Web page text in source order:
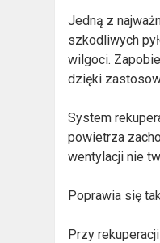
Jedną z
szkodliwych
wilgoci.
dzięki
System
powietrza
wentylacji nie
Poprawia się
Przy